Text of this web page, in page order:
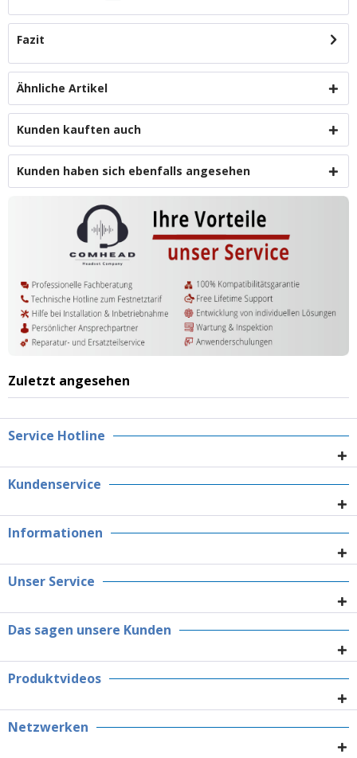
Fazit
Ähnliche Artikel
Kunden kauften auch
Kunden haben sich ebenfalls angesehen
Zuletzt angesehen
Service Hotline
Kundenservice
Informationen
Unser Service
Das sagen unsere Kunden
Produktvideos
Netzwerken